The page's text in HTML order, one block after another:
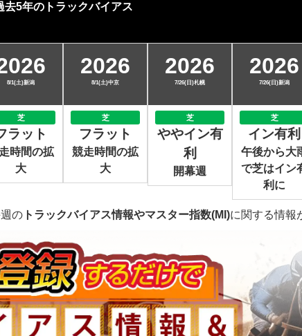
去5年のトラックバイアス
8/1(土)新潟
芝
ラット
時間の拡
大
2026
8/1(土)中京
芝
フラット
競走時間の拡
大
2026
7/26(日)札幌
芝
ややイン有
利
開幕週
2026
7/26(日)新潟
芝
イン有利
午後から大
で芝はイン
利に
の トラックバイアス情報やマスター指数(MI)に関する情報